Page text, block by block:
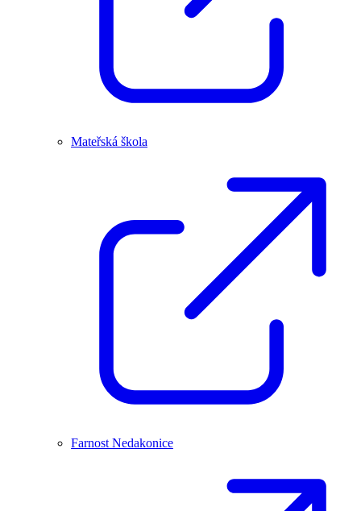
Mateřská škola
Farnost Nedakonice